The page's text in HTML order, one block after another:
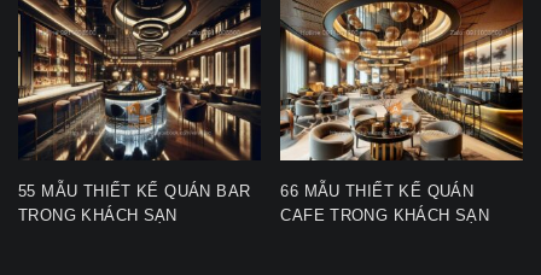
55 MẪU THIẾT KẾ QUÁN BAR
TRONG KHÁCH SẠN
66 MẪU THIẾT KẾ QUÁN
CAFE TRONG KHÁCH SẠN